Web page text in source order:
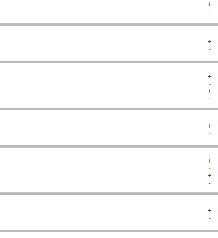
+
-
+
-
+
-
+
-
+
-
+
-
+
-
+
-